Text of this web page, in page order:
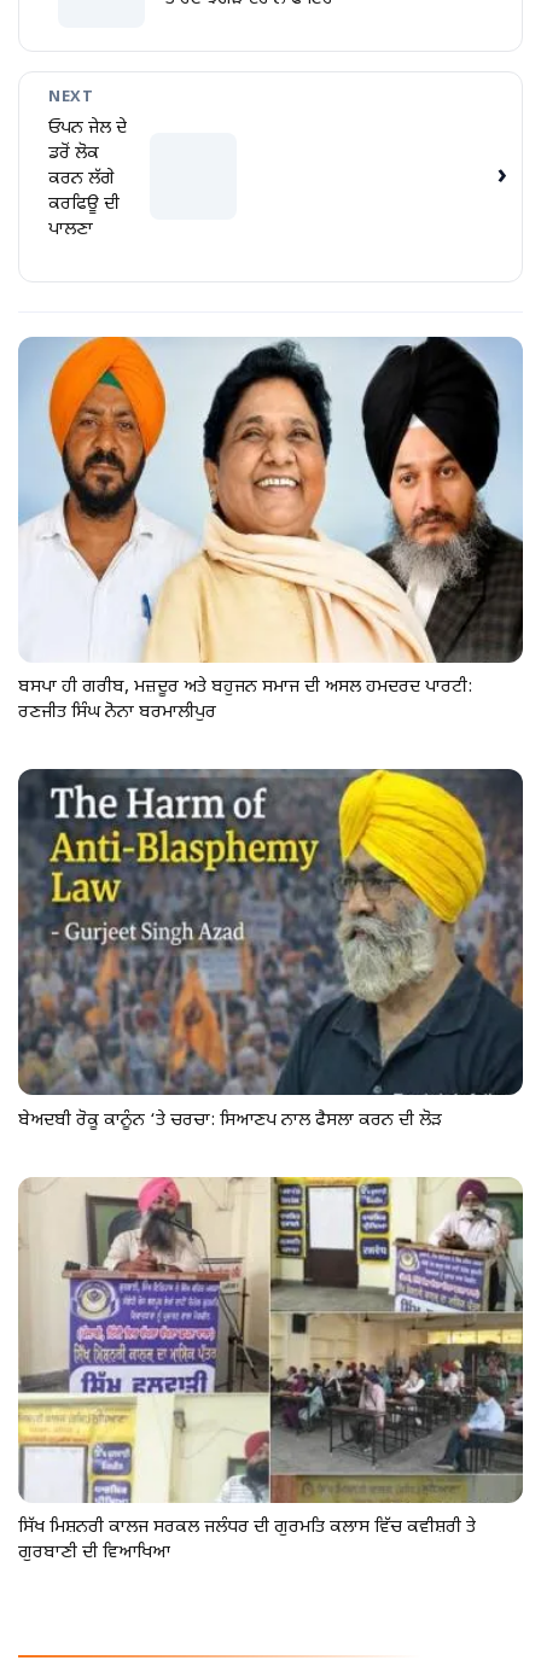
NEXT
ਓਪਨ ਜੇਲ ਦੇ
ਡਰੋਂ ਲੋਕ
ਕਰਨ ਲੱਗੇ
ਕਰਫਿਊ ਦੀ
ਪਾਲਣਾ
›
ਬਸਪਾ ਹੀ ਗਰੀਬ, ਮਜ਼ਦੂਰ ਅਤੇ ਬਹੁਜਨ ਸਮਾਜ ਦੀ ਅਸਲ ਹਮਦਰਦ ਪਾਰਟੀ:
ਰਣਜੀਤ ਸਿੰਘ ਨੋਨਾ ਬਰਮਾਲੀਪੁਰ
ਬੇਅਦਬੀ ਰੋਕੂ ਕਾਨੂੰਨ ‘ਤੇ ਚਰਚਾ: ਸਿਆਣਪ ਨਾਲ ਫੈਸਲਾ ਕਰਨ ਦੀ ਲੋੜ
ਸਿੱਖ ਮਿਸ਼ਨਰੀ ਕਾਲਜ ਸਰਕਲ ਜਲੰਧਰ ਦੀ ਗੁਰਮਤਿ ਕਲਾਸ ਵਿੱਚ ਕਵੀਸ਼ਰੀ ਤੇ
ਗੁਰਬਾਣੀ ਦੀ ਵਿਆਖਿਆ